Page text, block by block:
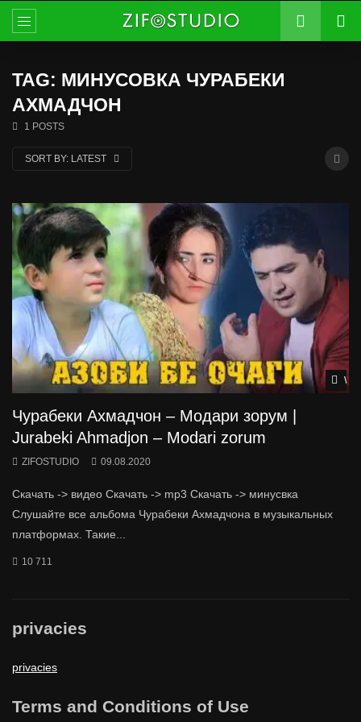
TAG: МИНУСОВКА ЧУРАБЕКИ
АХМАДЧОН
1 POSTS
SORT BY: LATEST
Чурабеки Ахмадчон – Модари зорум |
Jurabeki Ahmadjon – Modari zorum
ZIFOSTUDIO 09.08.2020
Скачать -> видео Скачать -> mp3 Скачать -> минусвка
Слушайте все альбома Чурабеки Ахмадчона в музыкальных
платформах. Такие...
10 711
privacies
privacies
Terms and Conditions of Use